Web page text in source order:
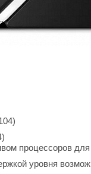
процессоров
уровня